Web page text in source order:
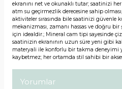
ekranını net ve okunaklı tutar; saatinizi
atm su geçirmezlik derecesine sahip
aktiviteler sırasında bile saatinizi güvenle
mekanizması, zamanı hassas ve doğru
için idealdir.; Mineral cam tipi sayesinde
saatinizin ekranının uzun süre yeni gibi
materyali ile konforlu bir takma deneyimi
kaybetmez; her ortamda stil sahibi bir
Yorumlar